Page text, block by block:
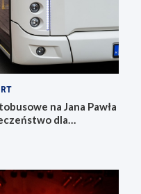
na Jana Pawła
dla